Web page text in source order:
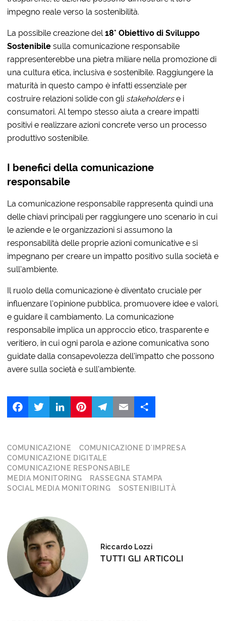
impegno reale verso la sostenibilità.
La possibile creazione del18° Obiettivo di Sviluppo
Sostenibile sulla comunicazione responsabile
rappresenterebbe una pietra miliare nella promozione di
una cultura etica, inclusiva e sostenibile. Raggiungere la
maturità in questo campo è infatti essenziale per
costruire relazioni solide con gli stakeholderse i
consumatori. Al tempo stesso aiuta a creare impatti
positivi e realizzare azioni concrete verso un processo
produttivo sostenibile.
I benefici della comunicazione
responsabile
La comunicazione responsabile rappresenta quindi una
delle chiavi principali per raggiungere uno scenario in cui
le aziende e le organizzazioni si assumono la
responsabilità delle proprie azioni comunicative e si
impegnano per creare un impatto positivo sulla società e
sull’ambiente.
Il ruolo della comunicazione è diventato cruciale per
influenzare l’opinione pubblica, promuovere idee e valori,
e guidare il cambiamento. La comunicazione
responsabile implica un approccio etico, trasparente e
veritiero, in cui ogni parola e azione comunicativa sono
guidate dalla consapevolezza dell’impatto che possono
avere sulla società e sull’ambiente.
LinkedIn
COMUNICAZIONE
COMUNICAZIONE D'IMPRESA
COMUNICAZIONE DIGITALE
COMUNICAZIONE RESPONSABILE
MEDIA MONITORING
RASSEGNA STAMPA
SOCIAL MEDIA MONITORING
SOSTENIBILITÀ
Riccardo Lozzi
TUTTI GLI ARTICOLI